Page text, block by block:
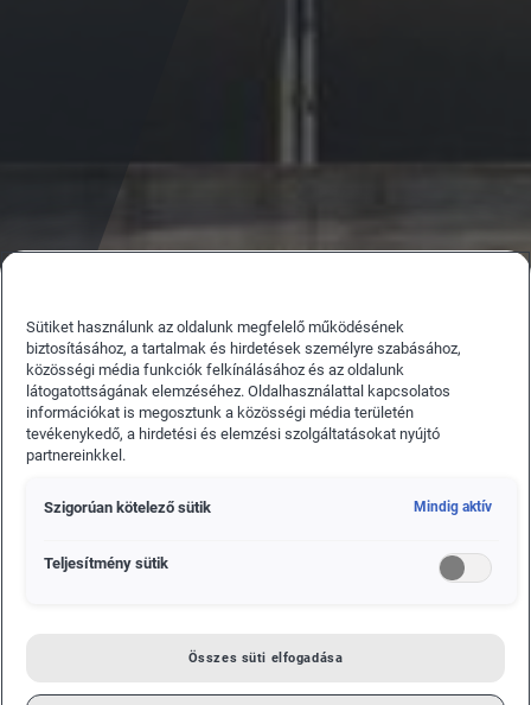
Sütiket használunk az oldalunk megfelelő működésének
biztosításához, a tartalmak és hirdetések személyre szabásához,
közösségi média funkciók felkínálásához és az oldalunk
látogatottságának elemzéséhez. Oldalhasználattal kapcsolatos
információkat is megosztunk a közösségi média területén
tevékenykedő, a hirdetési és elemzési szolgáltatásokat nyújtó
partnereinkkel.
Szigorúan kötelező sütik Mindig aktív
Teljesítmény sütik
Összes süti elfogadása